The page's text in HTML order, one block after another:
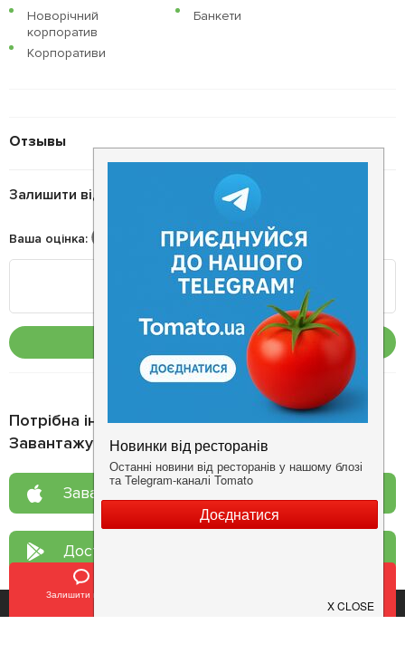
Залишити відгук
Новорічний
корпоратив
Банкети
Корпоративи
Отзывы
Залишити відгук
Ваша оцінка:
Потрібна інформація про заклад?
Завантажуйте додаток!
Завантажте у
Доступно у